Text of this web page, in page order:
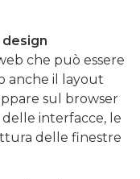
che può essere
anche il layout
sul browser
delle interfacce, le
delle finestre